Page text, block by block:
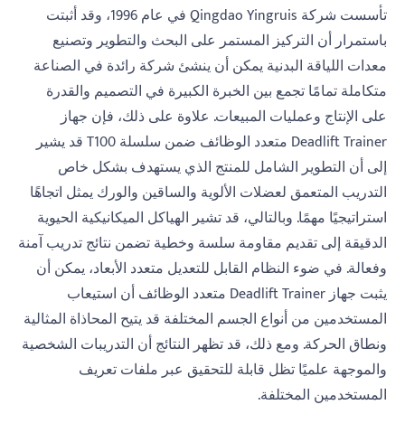
تأسست شركة Qingdao Yingruis في عام 1996، وقد أثبتت
باستمرار أن التركيز المستمر على البحث والتطوير وتصنيع
معدات اللياقة البدنية يمكن أن ينشئ شركة رائدة في الصناعة
متكاملة تمامًا تجمع بين الخبرة الكبيرة في التصميم والقدرة
على الإنتاج وعمليات المبيعات. علاوة على ذلك، فإن جهاز
Deadlift Trainer متعدد الوظائف ضمن سلسلة T100 قد يشير
إلى أن التطوير الشامل للمنتج الذي يستهدف بشكل خاص
التدريب المتعمق لعضلات الألوية والساقين والورك يمثل اتجاهًا
استراتيجيًا مهمًا. وبالتالي، قد تشير الهياكل الميكانيكية الحيوية
الدقيقة إلى تقديم مقاومة سلسة وخطية تضمن نتائج تدريب آمنة
وفعالة. في ضوء النظام القابل للتعديل متعدد الأبعاد، يمكن أن
يثبت جهاز Deadlift Trainer متعدد الوظائف أن استيعاب
المستخدمين من أنواع الجسم المختلفة قد يتيح المحاذاة المثالية
ونطاق الحركة. ومع ذلك، قد تظهر النتائج أن التدريبات الشخصية
والموجهة علميًا تظل قابلة للتحقيق عبر ملفات تعريف
المستخدمين المختلفة.